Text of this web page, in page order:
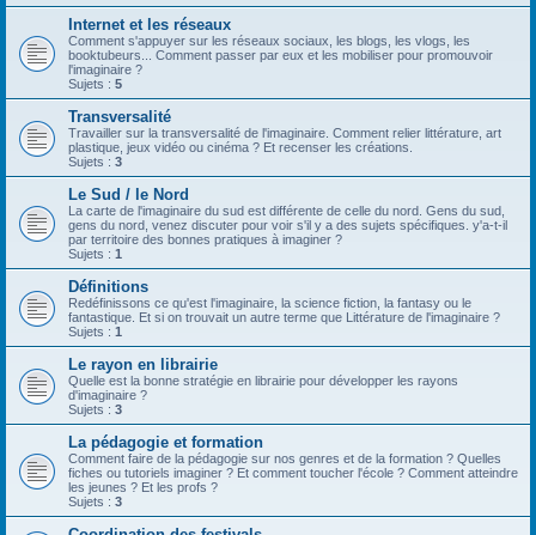
Internet et les réseaux
Comment s'appuyer sur les réseaux sociaux, les blogs, les vlogs, les
booktubeurs... Comment passer par eux et les mobiliser pour promouvoir
l'imaginaire ?
Sujets : 5
Transversalité
Travailler sur la transversalité de l'imaginaire. Comment relier littérature, art
plastique, jeux vidéo ou cinéma ? Et recenser les créations.
Sujets : 3
Le Sud / le Nord
La carte de l'imaginaire du sud est différente de celle du nord. Gens du sud,
gens du nord, venez discuter pour voir s'il y a des sujets spécifiques. y'a-t-il
par territoire des bonnes pratiques à imaginer ?
Sujets : 1
Définitions
Redéfinissons ce qu'est l'imaginaire, la science fiction, la fantasy ou le
fantastique. Et si on trouvait un autre terme que Littérature de l'imaginaire ?
Sujets : 1
Le rayon en librairie
Quelle est la bonne stratégie en librairie pour développer les rayons
d'imaginaire ?
Sujets : 3
La pédagogie et formation
Comment faire de la pédagogie sur nos genres et de la formation ? Quelles
fiches ou tutoriels imaginer ? Et comment toucher l'école ? Comment atteindre
les jeunes ? Et les profs ?
Sujets : 3